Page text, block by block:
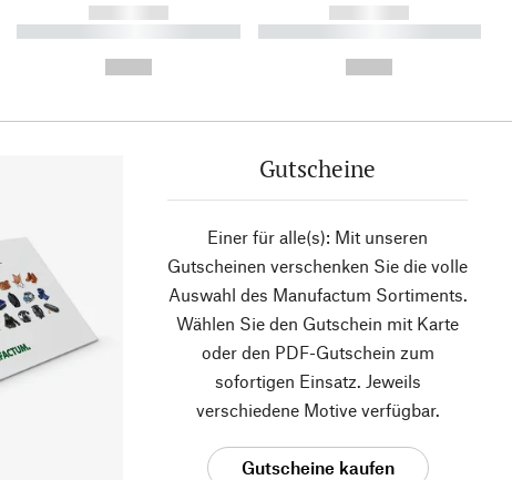
------------
----------- ----------- ----------
------------
----------- ----------- ----------
Gutscheine
Einer für alle(s): Mit unseren
Gutscheinen verschenken Sie die volle
Auswahl des Manufactum Sortiments.
Wählen Sie den Gutschein mit Karte
oder den PDF-Gutschein zum
sofortigen Einsatz. Jeweils
verschiedene Motive verfügbar.
Gutscheine kaufen